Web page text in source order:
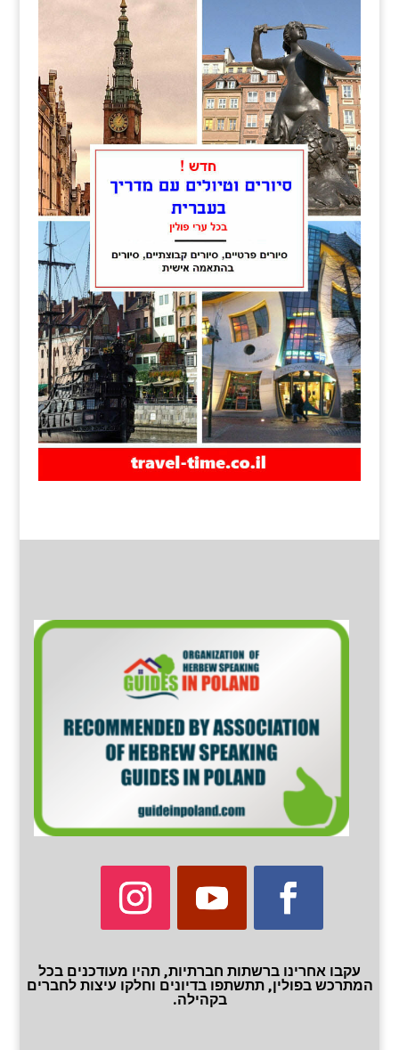
עקבו אחרינו ברשתות חברתיות, תהיו מעודכנים בכל
המתרכש בפולין, תתשתפו בדיונים וחלקו עיצות לחברים
בקהילה.